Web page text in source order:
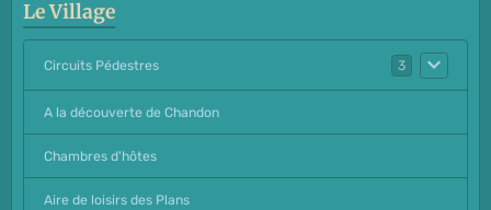
Le Village
Circuits Pédestres 3
A la découverte de Chandon
Chambres d'hôtes
Aire de loisirs des Plans